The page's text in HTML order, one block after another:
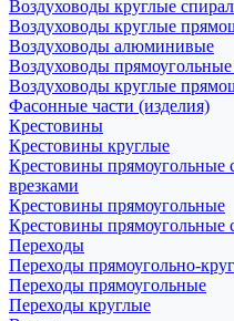
Воздуховоды круглые
Воздуховоды круглые
Воздуховоды алюминивые
Воздуховоды
Воздуховоды круглые
Фасонные части (изделия)
Крестовины
Крестовины круглые
Крестовины прямоугольные
врезками
Крестовины прямоугольные
Крестовины прямоугольные
Переходы
Переходы прямоугольно-
Переходы прямоугольные
Переходы круглые